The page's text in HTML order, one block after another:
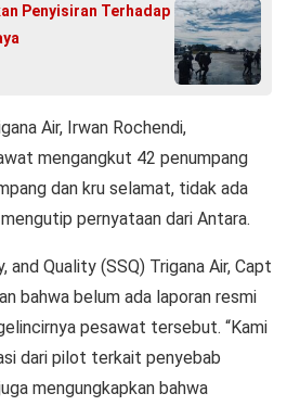
Penyisiran Terhadap
Air, Irwan Rochendi,
mengangkut 42 penumpang
dan kru selamat, tidak ada
pernyataan dari Antara.
Quality (SSQ) Trigana Air, Capt
bahwa belum ada laporan resmi
pesawat tersebut. “Kami
dari pilot terkait penyebab
mengungkapkan bahwa